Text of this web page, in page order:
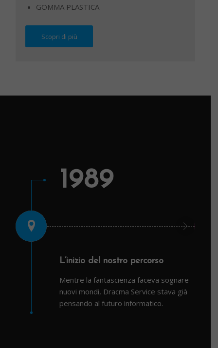
GOMMA PLASTICA
Scopri di più
1989
L’inizio del nostro percorso
Mentre la fantascienza faceva sognare
nuovi mondi, Dracma Service stava già
pensando al futuro informatico.